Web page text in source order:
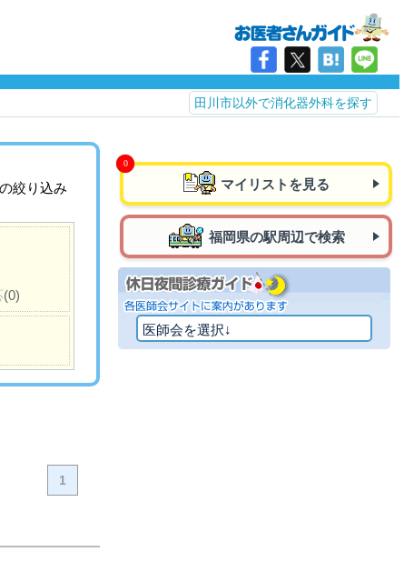
田川市以外で消化器外科を探す
絞り込み
(0)
1
マイリストを見る
福岡県の駅周辺で検索